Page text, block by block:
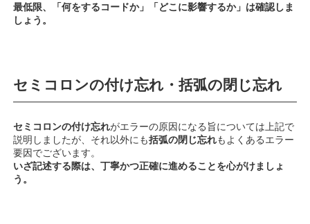
最低限、「何をするコードか」「どこに影響するか」は確認しま
しょう。
セミコロンの付け忘れ・括弧の閉じ忘れ
セミコロンの付け忘れがエラーの原因になる旨については上記で
説明しましたが、それ以外にも括弧の閉じ忘れもよくあるエラー
要因でございます。
いざ記述する際は、丁寧かつ正確に進めることを心がけましょ
う。